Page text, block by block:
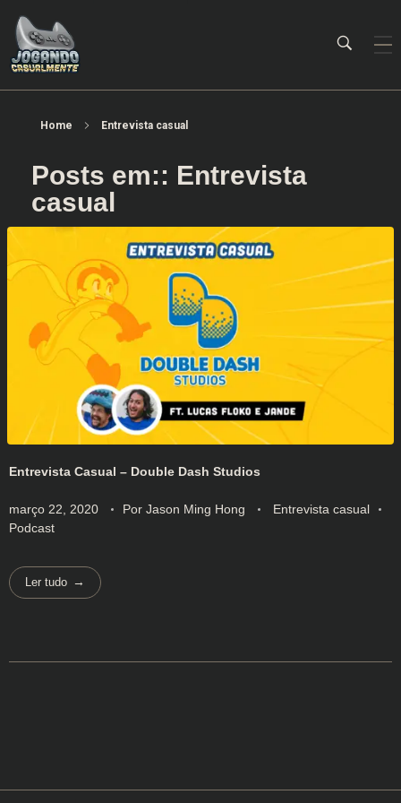
Home Entrevista casual
Posts em:: Entrevista
casual
Entrevista Casual – Double Dash Studios
março 22, 2020 Por Jason Ming Hong
Entrevista casual
Podcast
Ler tudo